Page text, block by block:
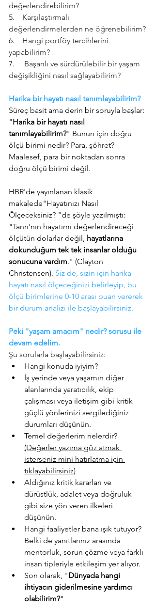
değerlendirebilirim?
5. Karşılaştırmalı
değerlendirmelerden ne öğrenebilirim?
6. Hangi portföy tercihlerini
yapabilirim?
7. Başarılı ve sürdürülebilir bir yaşam
değişikliğini nasıl sağlayabilirim?
Harika bir hayatı nasıl tanımlayabilirim?
Süreç basit ama derin bir soruyla başlar:
"Harika bir hayatı nasıl
tanımlayabilirim?" Bunun için doğru
ölçü birimi nedir? Para, şöhret?
Maalesef, para bir noktadan sonra
doğru ölçü birimi değil.
HBR'de yayınlanan klasik
makalede"Hayatınızı Nasıl
Ölçeceksiniz? "de şöyle yazılmıştı:
"Tanrı'nın hayatımı değerlendireceği
ölçütün dolarlar değil, hayatlarına
dokunduğum tek tek insanlar olduğu
sonucuna vardım." (Clayton
Christensen). Siz de, sizin için harika
hayatı nasıl ölçeceğinizi belirleyip, bu
ölçü birimlerine 0-10 arası puan vererek
bir durum analizi ile başlayabilirsiniz.
Peki "yaşam amacım" nedir? sorusu ile
devam edelim.
Şu sorularla başlayabilirsiniz:
Hangi konuda iyiyim?
İş yerinde veya yaşamın diğer
alanlarında yaratıcılık, ekip
çalışması veya iletişim gibi kritik
güçlü yönlerinizi sergilediğiniz
durumları düşünün.
Temel değerlerim nelerdir?
(Değerler yazıma göz atmak
isterseniz mini hatırlatma için
tıklayabilirsiniz)
Aldığınız kritik kararları ve
dürüstlük, adalet veya doğruluk
gibi size yön veren ilkeleri
düşünün.
Hangi faaliyetler bana ışık tutuyor?
Belki de yanıtlarınız arasında
mentorluk, sorun çözme veya farklı
insan tipleriyle etkileşim yer alıyor.
Son olarak, "Dünyada hangi
ihtiyacın giderilmesine yardımcı
olabilirim?"